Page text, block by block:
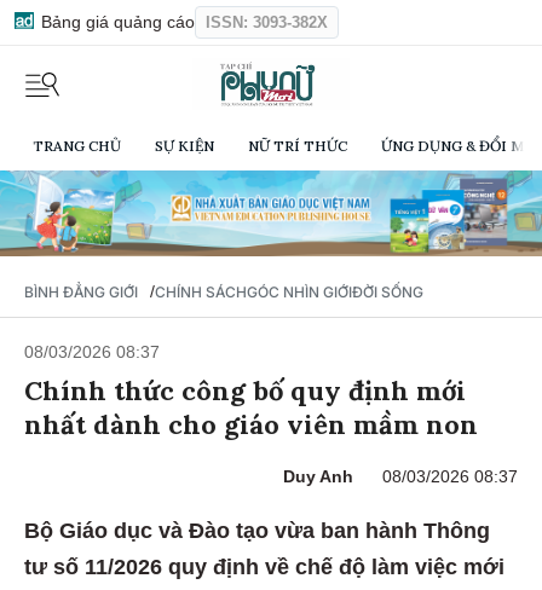
Bảng giá quảng cáo ISSN: 3093-382X
TRANG CHỦ SỰ KIỆN NỮ TRÍ THỨC ỨNG DỤNG & ĐỔI
BÌNH ĐẲNG GIỚI /CHÍNH SÁCHGÓC NHÌN GIỚIĐỜI SỐNG
08/03/2026 08:37
Chính thức công bố quy định mới
nhất dành cho giáo viên mầm non
Duy Anh 08/03/2026 08:37
Bộ Giáo dục và Đào tạo vừa ban hành Thông
tư số 11/2026 quy định về chế độ làm việc mới